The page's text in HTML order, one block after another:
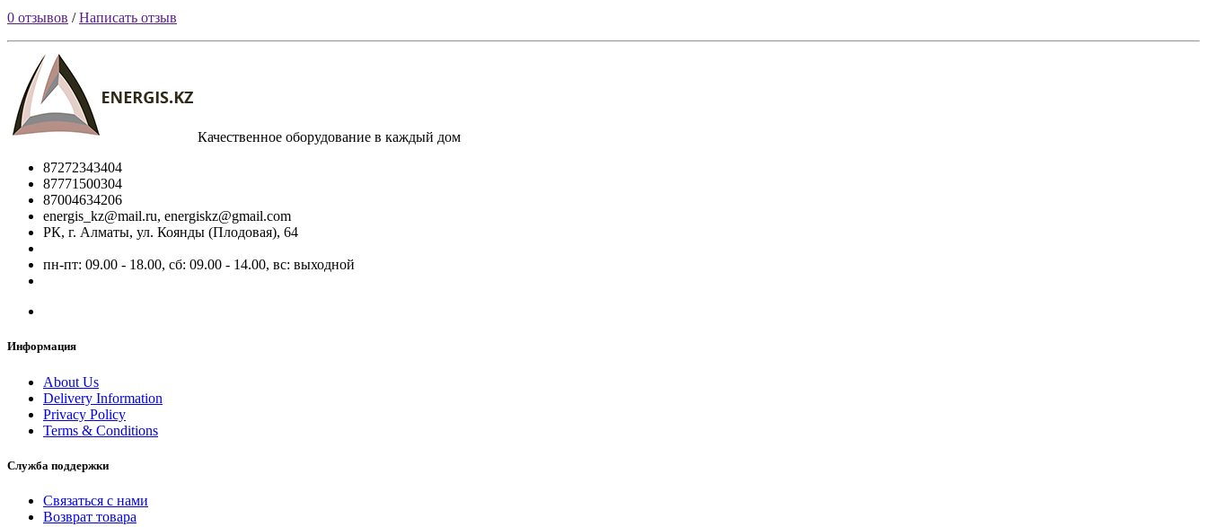
0 отзывов /Написать отзыв
Качественное оборудование в каждый дом
87272343404
87771500304
87004634206
energis_kz@mail.ru, energiskz@gmail.com
РК, г. Алматы, ул. Коянды (Плодовая), 64
пн-пт: 09.00 - 18.00, сб: 09.00 - 14.00, вс: выходной
Информация
About Us
Delivery Information
Privacy Policy
Terms & Conditions
Служба поддержки
Связаться с нами
Возврат товара